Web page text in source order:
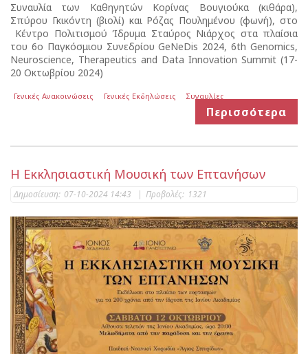
Συναυλία των Καθηγητών Κορίνας Βουγιούκα (κιθάρα),
Σπύρου Γκικόντη (βιολί) και Ρόζας Πουλημένου (φωνή), στο
Κέντρο Πολιτισμού Ίδρυμα Σταύρος Νιάρχος στα πλαίσια
του 6ο Παγκόσμιου Συνεδρίου GeNeDis 2024, 6th Genomics,
Neuroscience, Therapeutics and Data Innovation Summit (17-
20 Οκτωβρίου 2024)
Γενικές Ανακοινώσεις Γενικές Εκδηλώσεις Συναυλίες
Περισσότερα
Η Εκκλησιαστική Μουσική των Επτανήσων
Δημοσίευση: 07-10-2024 14:43 | Προβολές: 1321